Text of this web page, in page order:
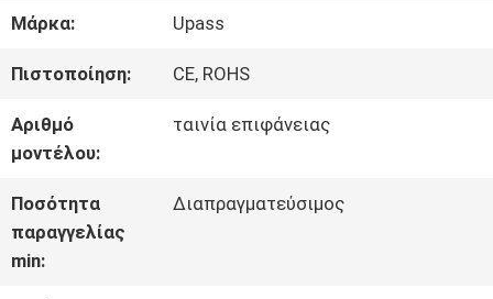
ΕΜΆΣ
ΕΠΙΣΚΈΨΕΙΣ
ΣΤΟ
Μάρκα: Upass
Πιστοποίηση: CE, ROHS
Αριθμό
μοντέλου:
ταινία επιφάνειας
Ποσότητα
παραγγελίας
min:
Διαπραγματεύσιμος